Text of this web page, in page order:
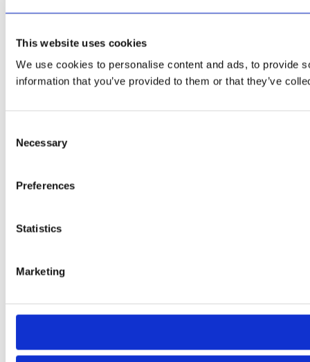
This website uses cookies
We use cookies to personalise content and ads, to provide
information that you’ve provided to them or that they’ve
Selection
Necessary
Preferences
Statistics
Marketing